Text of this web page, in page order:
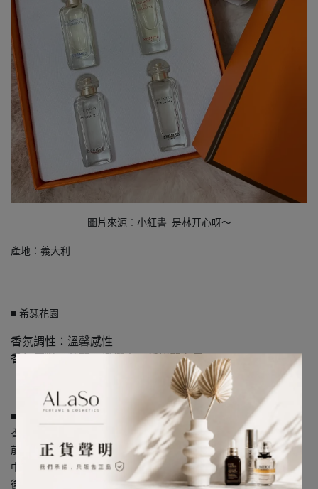
圖片來源︰小紅書_是林开心呀～
產地︰義大利
■ 希瑟花園
香氛調性：溫馨感性
香氛原料：芒草、橄欖木、新鮮開心果
■ 尼羅河花園
香調：花果清新調
前調：胡蘿蔔、葡萄柚、蕃茄、綠芒果
中調：橘子、牡丹、蘆筆管、風信子、尼羅河睡蓮
後調：埃及無花果樹、鳶尾花、肉桂、麝香、焚香